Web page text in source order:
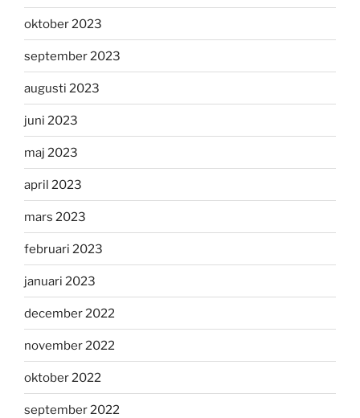
oktober 2023
september 2023
augusti 2023
juni 2023
maj 2023
april 2023
mars 2023
februari 2023
januari 2023
december 2022
november 2022
oktober 2022
september 2022